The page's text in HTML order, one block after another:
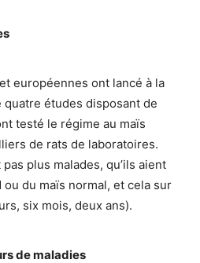
européennes ont lancé à la
études disposant de
testé le régime au maïs
de rats de laboratoires.
plus malades, qu’ils aient
ou du maïs normal, et cela sur
six mois, deux ans).
de maladies